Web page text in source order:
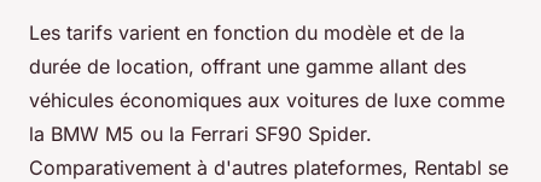
Les tarifs varient en fonction du modèle et de la
durée de location, offrant une gamme allant des
véhicules économiques aux voitures de luxe comme
la BMW M5 ou la Ferrari SF90 Spider.
Comparativement à d'autres plateformes, Rentabl se